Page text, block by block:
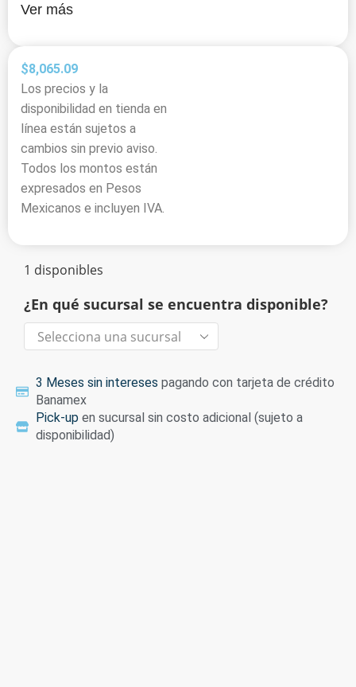
Ver más
$8,065.09
Los precios y la
disponibilidad en tienda en
línea están sujetos a
cambios sin previo aviso.
Todos los montos están
expresados en Pesos
Mexicanos e incluyen IVA.
1 disponibles
¿En qué sucursal se encuentra disponible?
3 Meses sin intereses pagando con tarjeta de crédito
Banamex
Pick-up en sucursal sin costo adicional (sujeto a
disponibilidad)